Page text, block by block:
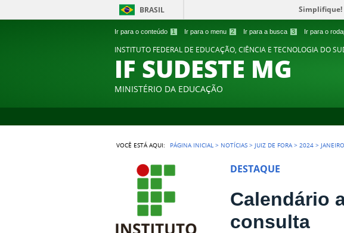
Ir para o conteúdo 1 Ir para o menu 2 Ir para a busca 3 Ir para o
BRASIL Simplifique!
INSTITUTO FEDERAL DE EDUCAÇÃO, CIÊNCIA E TECNOLOGIA DO
IF SUDESTE MG
MINISTÉRIO DA EDUCAÇÃO
VOCÊ ESTÁ AQUI: PÁGINA INICIAL > NOTÍCIAS > JUIZ DE FORA >2024 >
DESTAQUE
Calendário
consulta